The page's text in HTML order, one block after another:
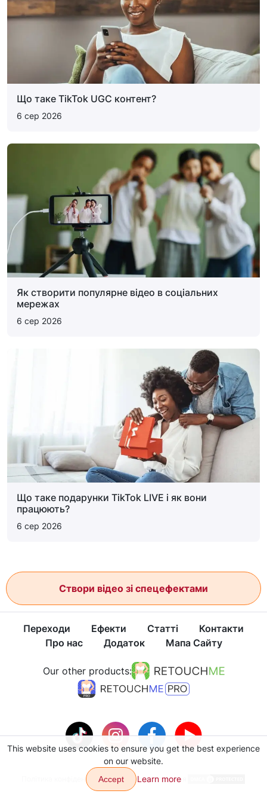
Що таке TikTok UGC контент?
6 сер 2026
Як створити популярне відео в соціальних
мережах
6 сер 2026
Що таке подарунки TikTok LIVE і як вони
працюють?
6 сер 2026
Створи відео зі спецефектами
Переходи Ефекти Статті
Контакти
Про нас
Додаток Мапа Сайту
Політика конфіденційностіУмови користування
Our other products:
This website uses cookies to ensure you get the best experience
on our website.
Accept Learn more